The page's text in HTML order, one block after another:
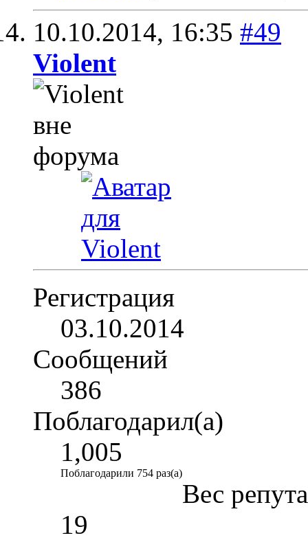
10.10.2014, 16:35 #49
Violent
Регистрация
03.10.2014
Сообщений
386
Поблагодарил(а)
1,005
Поблагодарили 754 раз(а)
Вес
19